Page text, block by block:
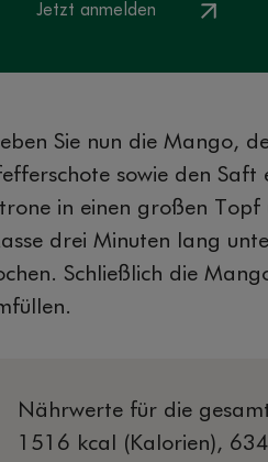
Jetzt anmelden
Sie nun die Mango,
sowie den Saft
in einen großen Topf
drei Minuten lang
Schließlich die
Nährwerte für die
1516 kcal (Kalorien),